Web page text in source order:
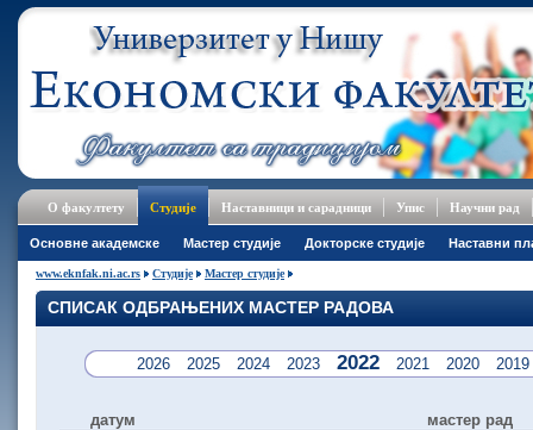
О факултету Студије Наставници и сарадници Упис Научни рад
Основне академске Мастер студије Докторске студије Наставни
www.eknfak.ni.ac.rs Студије Мастер студије
СПИСАК ОДБРАЊЕНИХ МАСТЕР РАДОВА
2026 2025 2024 2023 2022 2021 2020 2019
датум
мастер рад